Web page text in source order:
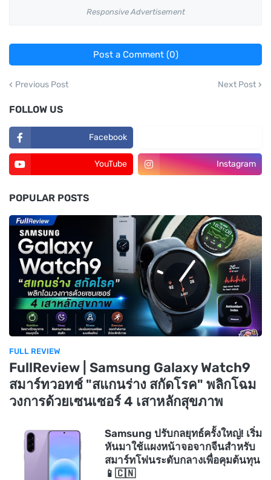
Responsive Advertisement
Post a Comment (0)
Previous Post Next Post
FOLLOW US
Facebook
YouTube Instagram
POPULAR POSTS
FULL REVIEW
FullReview | Samsung Galaxy Watch9
สมาร์ทวอทช์ "สแกนร่าง สกัดโรค" พลิกโฉม
วงการด้วยเซนเซอร์ 4 เสาหลักสุขภาพ
Samsung ปรับกลยุทธ์ครั้งใหญ่! เริ่ม
หันมาใช้แผงหน้าจอจากจีนสำหรับ
สมาร์ทโฟนระดับกลางเพื่อคุมต้นทุน
📱🇨🇳